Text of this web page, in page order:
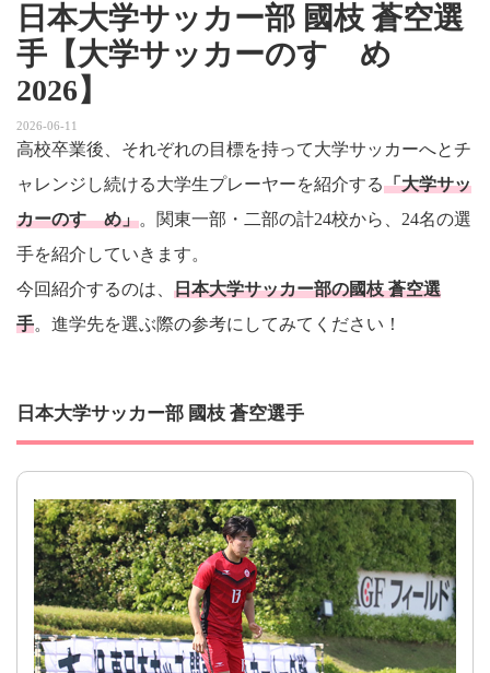
日本大学サッカー部 國枝 蒼空選
手【大学サッカーのすゝめ
2026】
2026-06-11
高校卒業後、それぞれの目標を持って大学サッカーへとチ
ャレンジし続ける大学生プレーヤーを紹介する「大学サッ
カーのすゝめ」。関東一部・二部の計24校から、24名の選
手を紹介していきます。
今回紹介するのは、 日本大学サッカー部の國枝 蒼空選
手。進学先を選ぶ際の参考にしてみてください！
日本大学サッカー部 國枝 蒼空選手